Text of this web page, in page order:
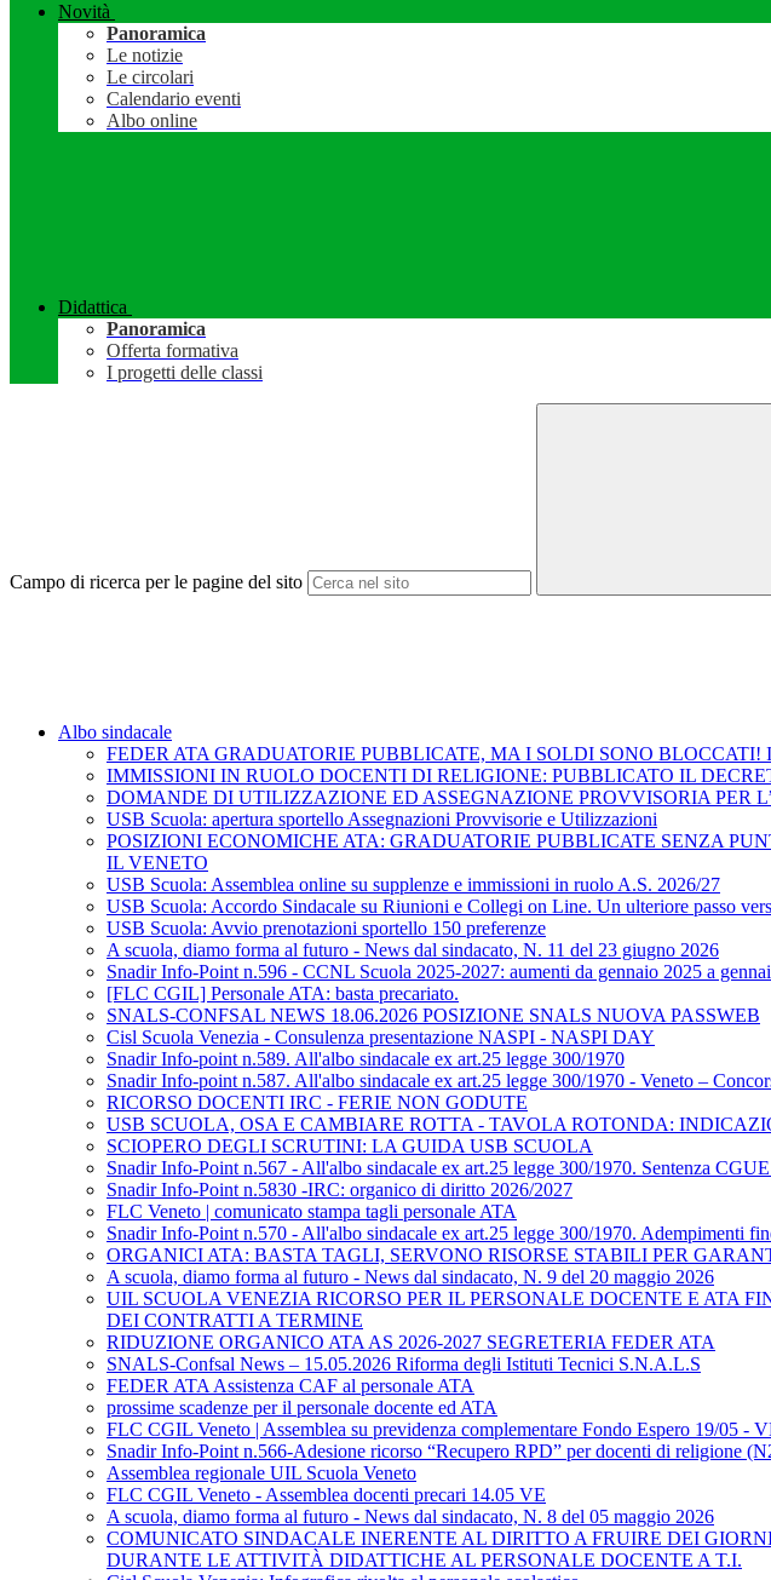
Novità
Panoramica
Le notizie
Le circolari
Calendario eventi
Albo online
Didattica
Panoramica
Offerta formativa
I progetti delle classi
Campo di ricerca per le pagine del sito
Albo sindacale
FEDER ATA GRADUATORIE PUBBLICATE, MA I SOLDI SONO
IMMISSIONI IN RUOLO DOCENTI DI RELIGIONE: PUBBLICATO IL
DOMANDE DI UTILIZZAZIONE ED ASSEGNAZIONE PROVVISORIA PER
USB Scuola: apertura sportello Assegnazioni Provvisorie e Utilizzazioni
POSIZIONI ECONOMICHE ATA: GRADUATORIE PUBBLICATE SENZA
IL VENETO
USB Scuola: Assemblea online su supplenze e immissioni in ruolo A.S. 2026/27
USB Scuola: Accordo Sindacale su Riunioni e Collegi on Line. Un ulteriore passo
USB Scuola: Avvio prenotazioni sportello 150 preferenze
A scuola, diamo forma al futuro - News dal sindacato, N. 11 del 23 giugno 2026
Snadir Info-Point n.596 - CCNL Scuola 2025-2027: aumenti da gennaio 2025 a
[FLC CGIL] Personale ATA: basta precariato.
SNALS-CONFSAL NEWS 18.06.2026 POSIZIONE SNALS NUOVA PASSWEB
Cisl Scuola Venezia - Consulenza presentazione NASPI - NASPI DAY
Snadir Info-point n.589. All'albo sindacale ex art.25 legge 300/1970
Snadir Info-point n.587. All'albo sindacale ex art.25 legge 300/1970 - Veneto –
RICORSO DOCENTI IRC - FERIE NON GODUTE
USB SCUOLA, OSA E CAMBIARE ROTTA - TAVOLA ROTONDA:
SCIOPERO DEGLI SCRUTINI: LA GUIDA USB SCUOLA
Snadir Info-Point n.567 - All'albo sindacale ex art.25 legge 300/1970. Sentenza
Snadir Info-Point n.5830 -IRC: organico di diritto 2026/2027
FLC Veneto | comunicato stampa tagli personale ATA
Snadir Info-Point n.570 - All'albo sindacale ex art.25 legge 300/1970. Adempimenti
ORGANICI ATA: BASTA TAGLI, SERVONO RISORSE STABILI PER
A scuola, diamo forma al futuro - News dal sindacato, N. 9 del 20 maggio 2026
UIL SCUOLA VENEZIA RICORSO PER IL PERSONALE DOCENTE E ATA
DEI CONTRATTI A TERMINE
RIDUZIONE ORGANICO ATA AS 2026-2027 SEGRETERIA FEDER ATA
SNALS-Confsal News – 15.05.2026 Riforma degli Istituti Tecnici S.N.A.L.S
FEDER ATA Assistenza CAF al personale ATA
prossime scadenze per il personale docente ed ATA
FLC CGIL Veneto | Assemblea su previdenza complementare Fondo Espero 19/05 -
Snadir Info-Point n.566-Adesione ricorso “Recupero RPD” per docenti di religione
Assemblea regionale UIL Scuola Veneto
FLC CGIL Veneto - Assemblea docenti precari 14.05 VE
A scuola, diamo forma al futuro - News dal sindacato, N. 8 del 05 maggio 2026
COMUNICATO SINDACALE INERENTE AL DIRITTO A FRUIRE DEI
DURANTE LE ATTIVITÀ DIDATTICHE AL PERSONALE DOCENTE A T.I.